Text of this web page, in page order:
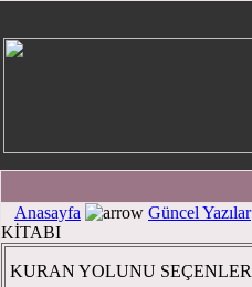
Anasayfa
Güncel Yazılar
KİTABI
KURAN YOLUNU